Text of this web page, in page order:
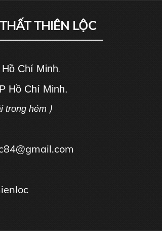
THIÊN LỘC
Chí Minh.
Hồ Chí Minh.
trong hẻm )